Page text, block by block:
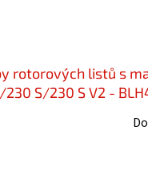
rotorových listů s
230 S/230 S V2 -